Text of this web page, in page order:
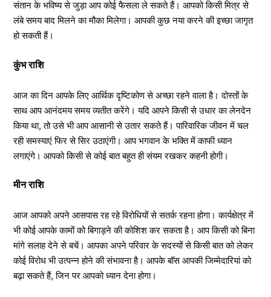
संतान के भविष्य से जुड़ा आप कोई फैसला ले सकते हैं। आपको किसी मित्र से
लंबे समय बाद मिलने का मौका मिलेगा। आपकी कुछ नया करने की इच्छा जागृत
हो सकती हैं।
कुंभ राशि
आज का दिन आपके लिए आर्थिक दृष्टिकोण से अच्छा रहने वाला है। दोस्तों के
साथ आप आनंदमय समय व्यतीत करेंगे। यदि आपने किसी से उधार का लेनदेन
किया था, तो उसे भी आप आसानी से उतार सकते हैं। पारिवारिक जीवन में चल
रही समस्याएं फिर से सिर उठाएंगी। आप भगवान के भक्ति में काफी ध्यान
लगाएंगे। आपको किसी से कोई बात बहुत ही संयम रखकर कहनी होगी।
मीन राशि
आज आपको अपने आसपास रह रहे विरोधियों से सतर्क रहना होगा। कार्यक्षेत्र में
भी कोई आपके कामों को बिगाड़ने की कोशिश कर सकता है। आप किसी को बिना
मांगे सलाह देने से बचें। आपका अपने परिवार के सदस्यों से किसी बात को लेकर
कोई विरोध भी उत्पन्न होने की संभावना है। आपके बॉस आपकी जिम्मेदारियां को
बढ़ा सकते हैं, जिन पर आपको ध्यान देना होगा।